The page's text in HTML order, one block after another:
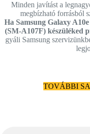
Minden javítást a
megbízható forrásból
Ha Samsung Galaxy
(SM-A107F) készüléked
gyáli Samsung
TOVÁBBI